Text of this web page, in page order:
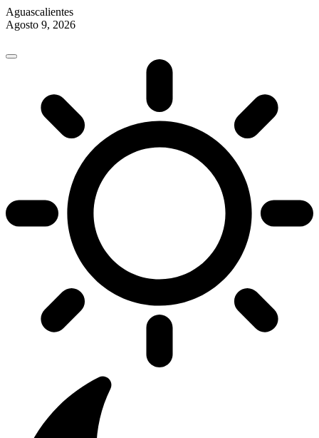
Aguascalientes
Agosto 9, 2026
content